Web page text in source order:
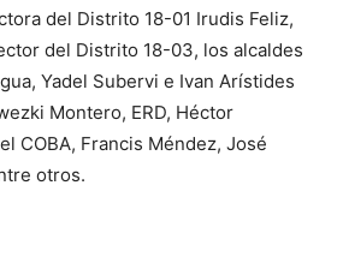
del Distrito 18-01 Irudis Feliz,
del Distrito 18-03, los alcaldes
Yadel Subervi e Ivan Arístides
Montero, ERD, Héctor
COBA, Francis Méndez, José
otros.